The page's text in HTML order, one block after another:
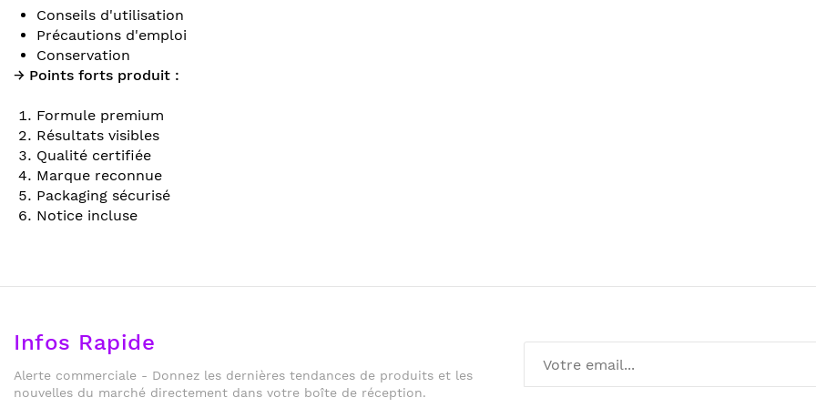
Conseils d'utilisation
Précautions d'emploi
Conservation
→ Points forts produit :
Formule premium
Résultats visibles
Qualité certifiée
Marque reconnue
Packaging sécurisé
Notice incluse
Infos Rapide
Alerte commerciale - Donnez les dernières tendances de produits et les
nouvelles du marché directement dans votre boîte de réception.